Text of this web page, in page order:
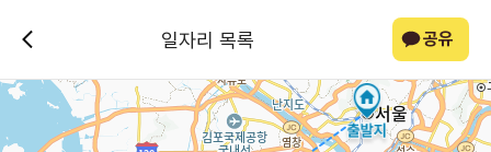
일자리 목록 공유